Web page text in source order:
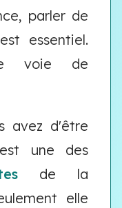
parler de
essentiel.
voie de
avez d'être
une des
de la
elle